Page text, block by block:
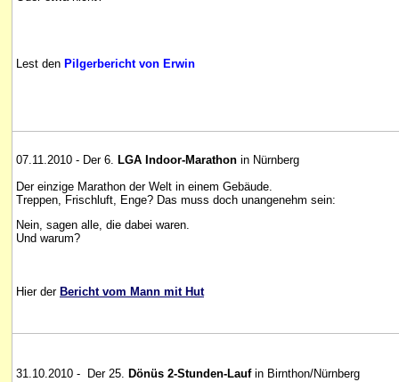
Lest den Pilgerbericht von Erwin
07.11.2010 - Der 6. LGA Indoor-Marathon in Nürnberg
Der einzige Marathon der Welt in einem Gebäude.
Treppen, Frischluft, Enge? Das muss doch unangenehm sein:
Nein, sagen alle, die dabei waren.
Und warum?
Hier der Bericht vom Mann mit Hut
31.10.2010 - Der 25. Dönüs 2-Stunden-Laufin Birnthon/Nürnberg